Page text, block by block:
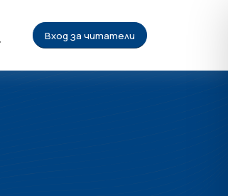
Вход за читатели